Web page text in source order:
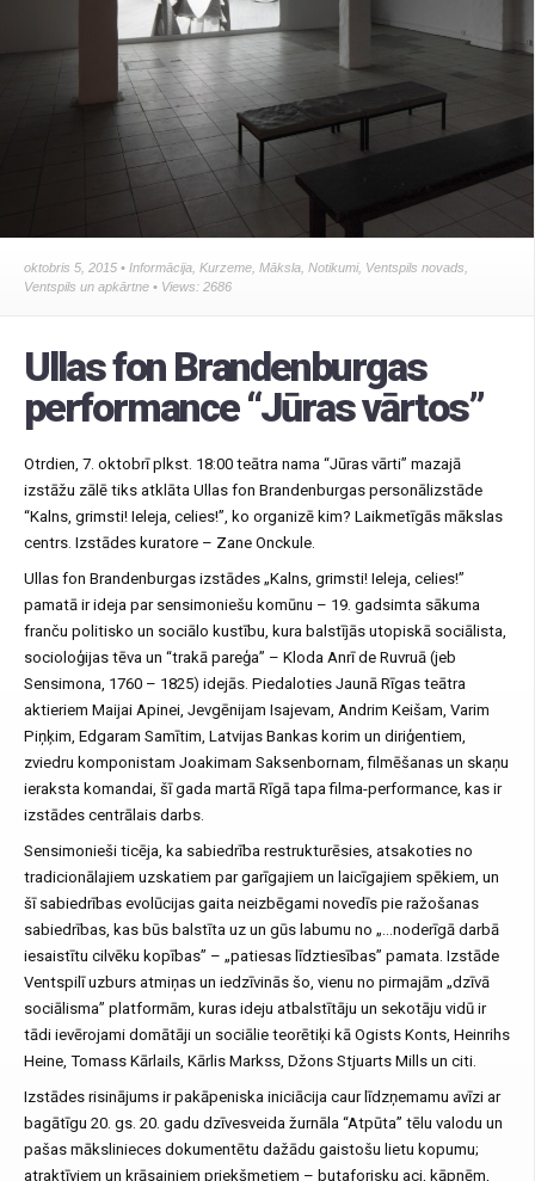
oktobris 5, 2015 • Informācija Kurzeme Māksla Notikumi, Ventspils novads
Ventspils un apkārtne • Views: 2686
Ullas fon Brandenburgas
performance “Jūras vārtos”
Otrdien, 7. oktobrī plkst. 18:00 teātra nama “Jūras vārti” mazajā
izstāžu zālē tiks atklāta Ullas fon Brandenburgas personālizstāde
“Kalns, grimsti! Ieleja, celies!”, ko organizē kim? Laikmetīgās mākslas
centrs. Izstādes kuratore – Zane Onckule.
Ullas fon Brandenburgas izstādes „Kalns, grimsti! Ieleja, celies!”
pamatā ir ideja par sensimoniešu komūnu – 19. gadsimta sākuma
franču politisko un sociālo kustību, kura balstījās utopiskā sociālista,
socioloģijas tēva un “trakā pareģa” – Kloda Anrī de Ruvruā (jeb
Sensimona, 1760 – 1825) idejās. Piedaloties Jaunā Rīgas teātra
aktieriem Maijai Apinei, Jevgēnijam Isajevam, Andrim Keišam, Varim
Piņķim, Edgaram Samītim, Latvijas Bankas korim un diriģentiem,
zviedru komponistam Joakimam Saksenbornam, filmēšanas un skaņu
ieraksta komandai, šī gada martā Rīgā tapa filma-performance, kas ir
izstādes centrālais darbs.
Sensimonieši ticēja, ka sabiedrība restrukturēsies, atsakoties no
tradicionālajiem uzskatiem par garīgajiem un laicīgajiem spēkiem, un
šī sabiedrības evolūcijas gaita neizbēgami novedīs pie ražošanas
sabiedrības, kas būs balstīta uz un gūs labumu no „…noderīgā darbā
iesaistītu cilvēku kopības” – „patiesas līdztiesības” pamata. Izstāde
Ventspilī uzburs atmiņas un iedzīvinās šo, vienu no pirmajām „dzīvā
sociālisma” platformām, kuras ideju atbalstītāju un sekotāju vidū ir
tādi ievērojami domātāji un sociālie teorētiķi kā Ogists Konts, Heinrihs
Heine, Tomass Kārlails, Kārlis Markss, Džons Stjuarts Mills un citi.
Izstādes risinājums ir pakāpeniska iniciācija caur līdzņemamu avīzi ar
bagātīgu 20. gs. 20. gadu dzīvesveida žurnāla “Atpūta” tēlu valodu un
pašas mākslinieces dokumentētu dažādu gaistošu lietu kopumu;
atraktīviem un krāsainiem priekšmetiem – butaforisku aci, kāpnēm,